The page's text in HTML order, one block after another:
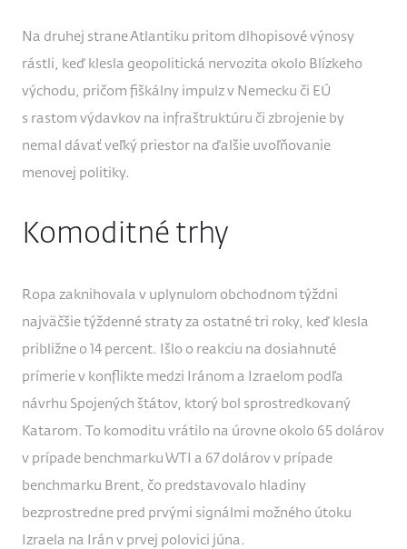
Na druhej strane Atlantiku pritom dlhopisové výnosy
rástli, keď klesla geopolitická nervozita okolo Blízkeho
východu, pričom fiškálny impulz v Nemecku či EÚ
s rastom výdavkov na infraštruktúru či zbrojenie by
nemal dávať veľký priestor na ďalšie uvoľňovanie
menovej politiky.
Komoditné trhy
Ropa zaknihovala v uplynulom obchodnom týždni
najväčšie týždenné straty za ostatné tri roky, keď klesla
približne o 14 percent. Išlo o reakciu na dosiahnuté
prímerie v konflikte medzi Iránom a Izraelom podľa
návrhu Spojených štátov, ktorý bol sprostredkovaný
Katarom. To komoditu vrátilo na úrovne okolo 65 dolárov
v prípade benchmarku WTI a 67 dolárov v prípade
benchmarku Brent, čo predstavovalo hladiny
bezprostredne pred prvými signálmi možného útoku
Izraela na Irán v prvej polovici júna.